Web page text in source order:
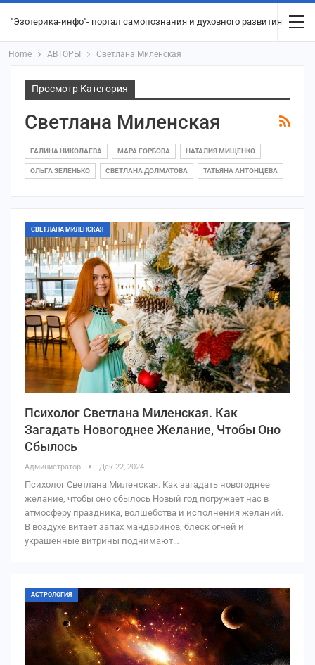
"Эзотерика-инфо"- портал самопознания и духовного развития
Home АВТОРЫ Светлана Миленская
Просмотр Категория
Светлана Миленская
ГАЛИНА НИКОЛАЕВА МАРА ГОРБОВА НАТАЛИЯ МИЩЕНКО
ОЛЬГА ЗЕЛЕНЬКО СВЕТЛАНА ДОЛМАТОВА ТАТЬЯНА АНТОНЦЕВА
СВЕТЛАНА МИЛЕНСКАЯ
Психолог Светлана Миленская. Как
Загадать Новогоднее Желание, Чтобы Оно
Сбылось
Администратор Дек 22, 2024
Психолог Светлана Миленская. Как загадать новогоднее
желание, чтобы оно сбылось Новый год погружает нас в
атмосферу праздника, волшебства и исполнения желаний.
В воздухе витает запах мандаринов, блеск огней и
украшенные витрины поднимают…
АСТРОЛОГИЯ